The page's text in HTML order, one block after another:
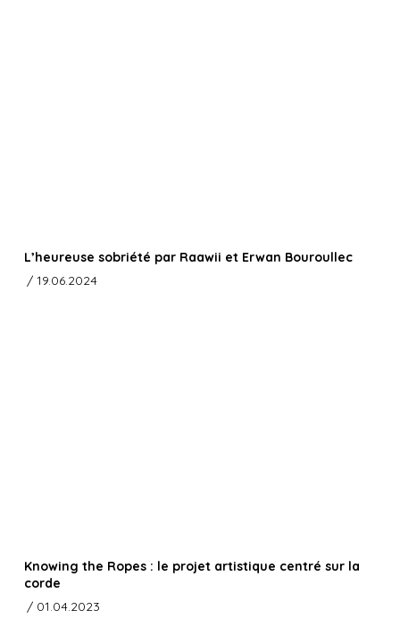
L’heureuse sobriété par Raawii et Erwan Bouroullec
/ 19.06.2024
Knowing the Ropes : le projet artistique centré sur la
corde
/ 01.04.2023